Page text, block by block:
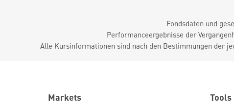
Fondsdaten und
Performanceergebnisse der
Alle Kursinformationen sind nach den Bestimmungen der
Markets
Tools